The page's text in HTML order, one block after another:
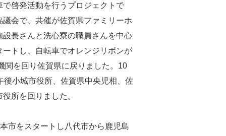
啓発活動を行うプロジェクトで
会で、共催が佐賀県ファミリーホ
長さんと洗心寮の職員さんを中心
トし、自転車でオレンジリボンが
関を回り佐賀県に戻りました。10
小城市役所、佐賀県中央児相、佐
所を回りました。
市をスタートし八代市から鹿児島